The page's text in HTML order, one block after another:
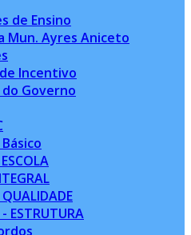
de Ensino
Mun. Ayres Aniceto
Incentivo
Governo
Básico
QUALIDADE
- ESTRUTURA